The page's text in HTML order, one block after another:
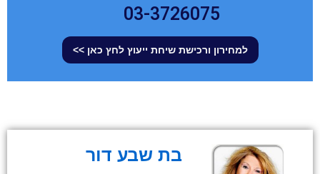
03-3726075
למחירון ורכישת שיחת ייעוץ לחץ כאן >>
בת שבע דור